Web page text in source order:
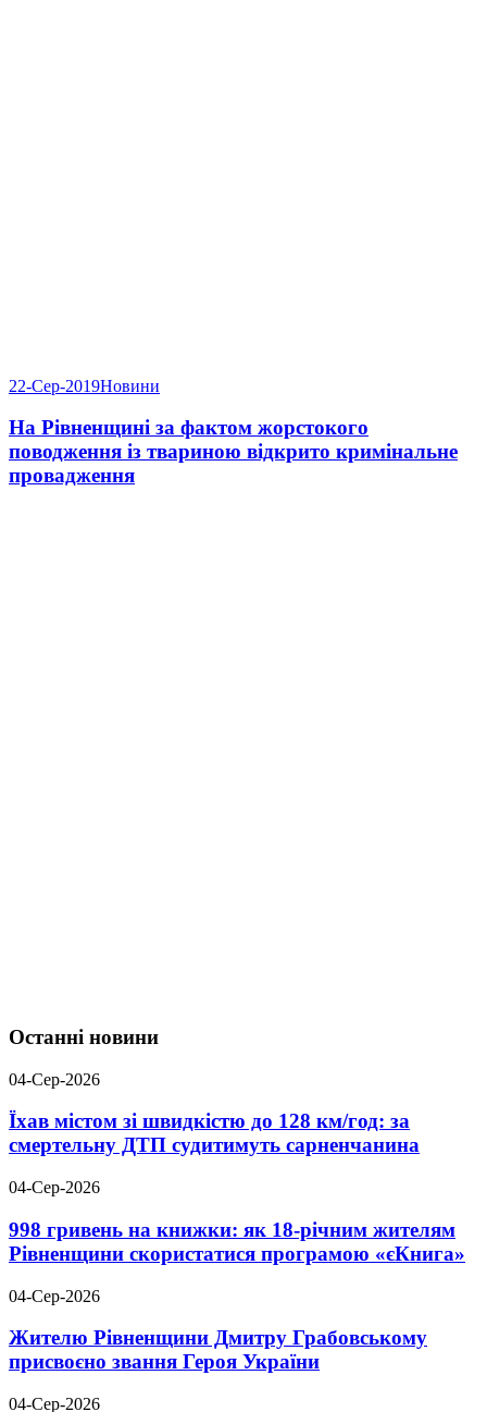
22-Сер-2019Новини
На Рівненщині за фактом жорстокого
поводження із твариною відкрито кримінальне
провадження
Останні новини
04-Сер-2026
Їхав містом зі швидкістю до 128 км/год: за
смертельну ДТП судитимуть сарненчанина
04-Сер-2026
998 гривень на книжки: як 18-річним жителям
Рівненщини скористатися програмою «єКнига»
04-Сер-2026
Жителю Рівненщини Дмитру Грабовському
присвоєно звання Героя України
04-Сер-2026